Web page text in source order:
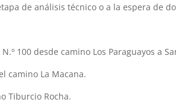
de análisis técnico o a la espera de
100 desde camino Los Paraguayos a
camino La Macana.
Tiburcio Rocha.